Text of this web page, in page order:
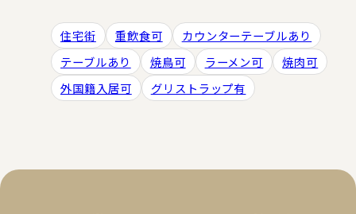
住宅街 重飲食可
カウンターテーブルあり
テーブルあり
焼鳥可 ラーメン可
焼肉可
外国籍入居可
グリストラップ有